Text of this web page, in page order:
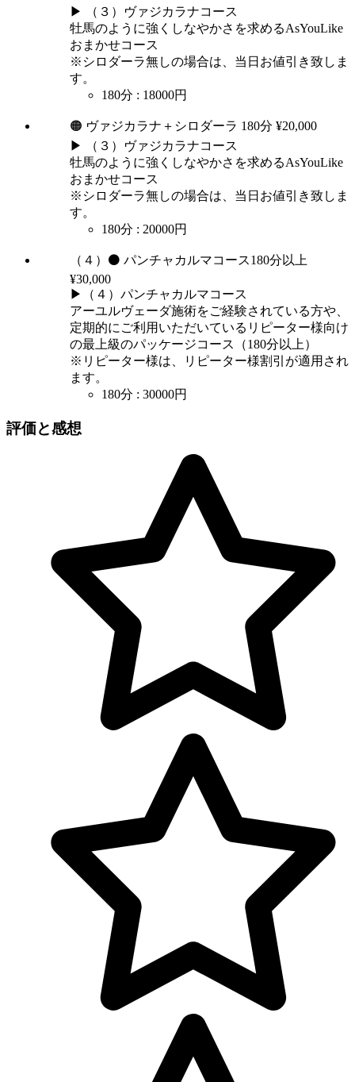
▶ （３）ヴァジカラナコース
牡馬のように強くしなやかさを求めるAsYouLike
おまかせコース
※シロダーラ無しの場合は、当日お値引き致しま
す。
180分 : 18000円
🟠 ヴァジカラナ＋シロダーラ 180分 ¥20,000
▶ （３）ヴァジカラナコース
牡馬のように強くしなやかさを求めるAsYouLike
おまかせコース
※シロダーラ無しの場合は、当日お値引き致しま
す。
180分 : 20000円
（４）⚫ パンチャカルマコース180分以上
¥30,000
▶（４）パンチャカルマコース
アーユルヴェーダ施術をご経験されている方や、
定期的にご利用いただいているリピーター様向け
の最上級のパッケージコース（180分以上）
※リピーター様は、リピーター様割引が適用され
ます。
180分 : 30000円
評価と感想